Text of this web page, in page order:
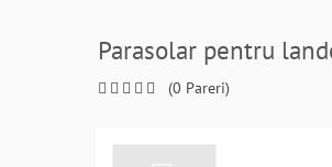
Parasolar pentru
(0 Pareri)